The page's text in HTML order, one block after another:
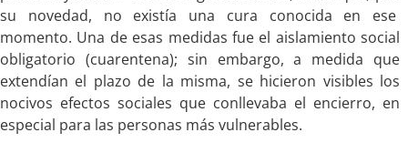
su novedad, no existía una cura conocida en ese
momento. Una de esas medidas fue el aislamiento social
obligatorio (cuarentena); sin embargo, a medida que
extendían el plazo de la misma, se hicieron visibles los
nocivos efectos sociales que conllevaba el encierro, en
especial para las personas más vulnerables.